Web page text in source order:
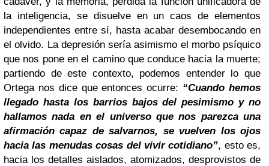
la inteligencia, se disuelve en un caos de elementos
independientes entre sí, hasta acabar desembocando en
el olvido. La depresión sería asimismo el morbo psíquico
que nos pone en el camino que conduce hacia la muerte;
partiendo de este contexto, podemos entender lo que
Ortega nos dice que entonces ocurre: “Cuando hemos
llegado hasta los barrios bajos del pesimismo y no
hallamos nada en el universoque nos parezca una
afirmación capaz de salvarnos, se vuelven los ojos
hacia las menudas cosas del vivir cotidiano”, esto es,
hacia los detalles aislados, atomizados, desprovistos de